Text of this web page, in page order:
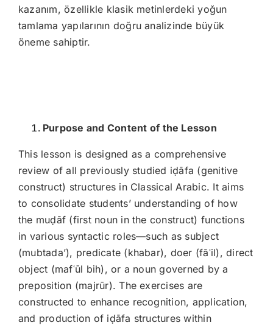
kazanım, özellikle klasik metinlerdeki yoğun
tamlama yapılarının doğru analizinde büyük
öneme sahiptir.
Purpose and Content of the Lesson
This lesson is designed as a comprehensive
review of all previously studied iḍāfa (genitive
construct) structures in Classical Arabic. It aims
to consolidate students’ understanding of how
the muḍāf (first noun in the construct) functions
in various syntactic roles—such as subject
(mubtada’), predicate (khabar), doer (fāʿil), direct
object (mafʿūl bih), or a noun governed by a
preposition (majrūr). The exercises are
constructed to enhance recognition, application,
and production of iḍāfa structures within